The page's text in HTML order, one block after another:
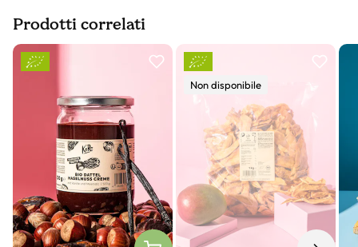
Prodotti correlati
Slider prodotto
Non disponibile